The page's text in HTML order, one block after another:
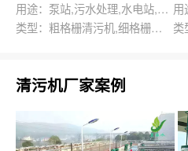
用途：泵站,污水处理,水电站,自来水厂,渠道,水产养殖,化工,纺织,给排水工程
类型：粗格栅清污机,细格栅清污机,格栅清污机,回转式清污机
清污机厂家案例